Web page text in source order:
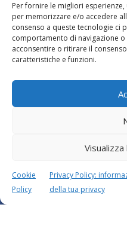
Per fornire le migliori
per memorizzare e/o accedere
consenso a queste tecnologie ci
comportamento di navigazione o
acconsentire o ritirare il
caratteristiche e funzioni.
Cookie
Policy
Privacy Policy:
della tua privacy
in